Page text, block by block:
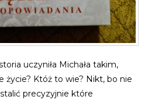
uczyniła Michała takim,
życie? Któż to wie? Nikt, bo nie
precyzyjnie które